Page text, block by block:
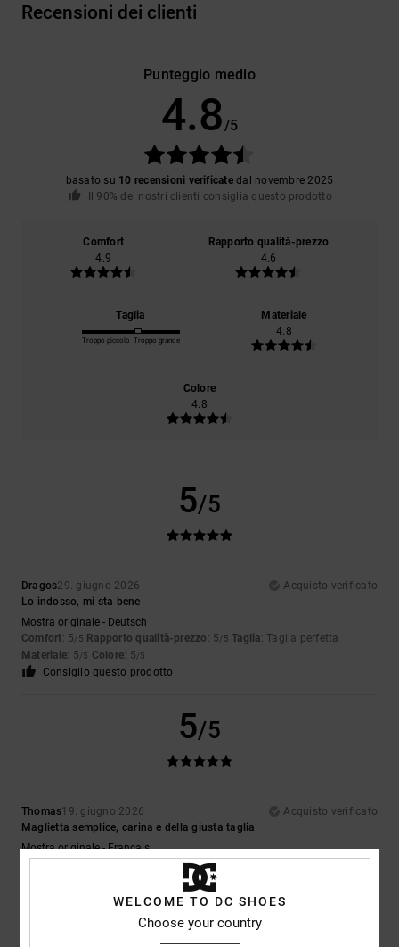
Recensioni dei clienti
Punteggio medio
4.8 /5
basato su 10 recensioni verificatedal novembre 2025
Il 90% dei nostri clienti consiglia questo prodotto
Comfort
4.9
Rapporto qualità-prezzo
4.6
Taglia
Troppo piccolo Troppo grande
Materiale
4.8
Colore
4.8
5/5
Dragos29. giugno 2026
Acquisto verificato
Lo indosso, mi sta bene
Mostra originale - Deutsch
Comfort: 5/5 Rapporto qualità-prezzo : 5/5 Taglia: Taglia perfetta
Materiale: 5/5 Colore: 5/5
Consiglio questo prodotto
5/5
Thomas19. giugno 2026
Acquisto verificato
Maglietta semplice, carina e della giusta taglia
Mostra originale - Français
Rapporto qualità-prezzo: 5
Consiglio questo prodottoWELCOME TO DC SHOES
Choose your country